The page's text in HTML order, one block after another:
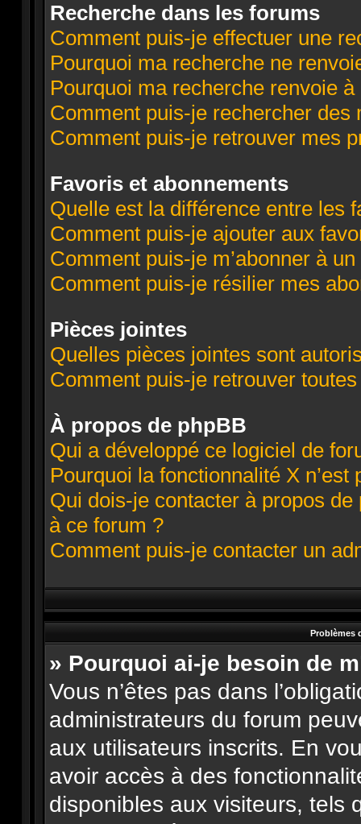
Recherche dans les forums
Comment puis-je effectuer une
Pourquoi ma recherche ne
Pourquoi ma recherche renvoie
Comment puis-je rechercher des
Comment puis-je retrouver mes
Favoris et abonnements
Quelle est la différence entre les
Comment puis-je ajouter aux
Comment puis-je m’abonner à
Comment puis-je résilier mes
Pièces jointes
Quelles pièces jointes sont
Comment puis-je retrouver
À propos de phpBB
Qui a développé ce logiciel de
Pourquoi la fonctionnalité X n’est
Qui dois-je contacter à propos de
à ce forum ?
Comment puis-je contacter un
Problèmes
» Pourquoi ai-je besoin de
Vous n’êtes pas dans
administrateurs du forum
aux utilisateurs inscrits. En
avoir accès à des
disponibles aux visiteurs, tels